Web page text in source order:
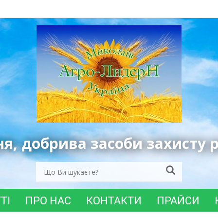
добрива засоби захисту
ПРО НАС КОНТАКТИ ПРАЙСИ